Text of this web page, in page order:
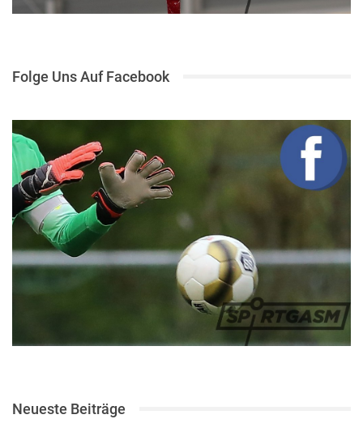
Folge Uns Auf Facebook
Neueste Beiträge